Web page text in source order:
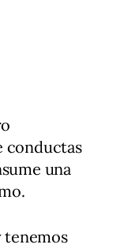
conductas
una
tenemos